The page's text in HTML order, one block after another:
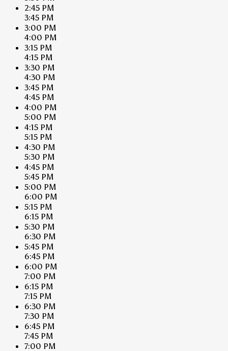
2:45 PM
3:45 PM
3:00 PM
4:00 PM
3:15 PM
4:15 PM
3:30 PM
4:30 PM
3:45 PM
4:45 PM
4:00 PM
5:00 PM
4:15 PM
5:15 PM
4:30 PM
5:30 PM
4:45 PM
5:45 PM
5:00 PM
6:00 PM
5:15 PM
6:15 PM
5:30 PM
6:30 PM
5:45 PM
6:45 PM
6:00 PM
7:00 PM
6:15 PM
7:15 PM
6:30 PM
7:30 PM
6:45 PM
7:45 PM
7:00 PM